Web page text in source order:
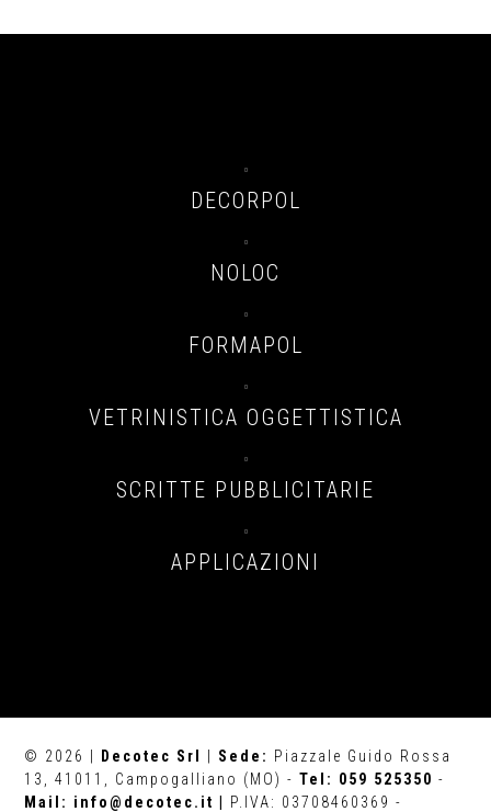

DECORPOL

NOLOC

FORMAPOL

VETRINISTICA OGGETTISTICA

SCRITTE PUBBLICITARIE

APPLICAZIONI
© 2026 | Decotec Srl Sede: Piazzale Guido Rossa
13, 41011, Campogalliano (MO) -Tel: 059 525350 -
Mail: info@decotec.it | P.IVA: 03708460369 -